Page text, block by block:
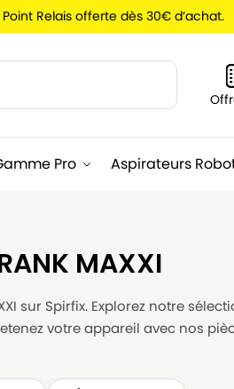
Point Relais offerte dès 30€ d’achat.
Pro Aspirateurs
MAXXI
sur Spirfix. Explorez notre
votre appareil avec nos